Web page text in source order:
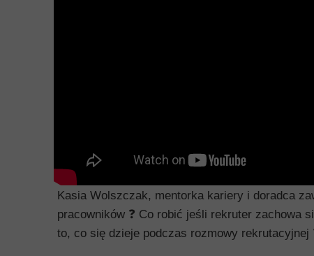
Kasia Wolszczak, mentorka kariery i doradca
pracowników ❓ Co robić jeśli rekruter zachowa
to, co się dzieje podczas rozmowy rekrutacyjnej